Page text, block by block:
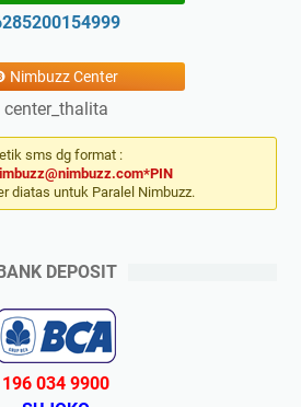
Nimbuzz Center
center_thalita
sms dg format :
diatas untuk Paralel Nimbuzz.
DEPOSIT
196 034 9900